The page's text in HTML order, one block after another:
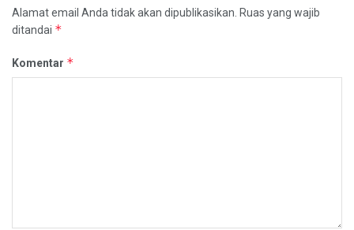
Alamat email Anda tidak akan dipublikasikan. Ruas yang wajib
ditandai *
Komentar *